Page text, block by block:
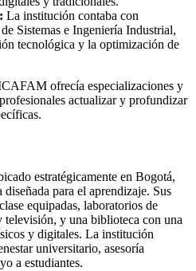
La institución contaba con
Sistemas e Ingeniería Industrial,
tecnológica y la optimización de
ofrecía especializaciones y
actualizar y profundizar
estratégicamente en Bogotá,
para el aprendizaje. Sus
equipadas, laboratorios de
televisión, y una biblioteca con una
y digitales. La institución
universitario, asesoría
a estudiantes.